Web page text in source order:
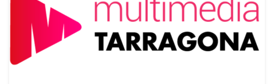
específics Realitzar recerques avançades…